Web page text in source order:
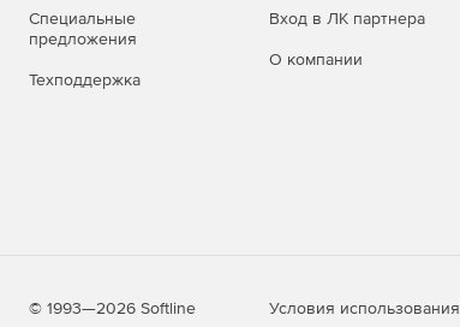
Специальные
предложения
Техподдержка
Вход в ЛК партнера
О компании
© 1993—2026 Softline Условия использования